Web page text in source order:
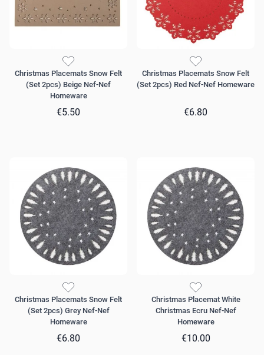
Christmas Placemats Snow Felt
(Set 2pcs) Beige Nef-Nef
Homeware
€5.50
Christmas Placemats Snow Felt
(Set 2pcs) Red Nef-Nef Homeware
€6.80
Christmas Placemats Snow Felt
(Set 2pcs) Grey Nef-Nef
Homeware
€6.80
Christmas Placemat White
Christmas Ecru Nef-Nef
Homeware
€10.00